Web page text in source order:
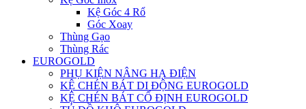
Kệ Góc 4 Rổ
Góc Xoay
Thùng Gạo
Thùng Rác
EUROGOLD
PHỤ KIỆN NÂNG HẠ ĐIỆN
KỆ CHÉN BÁT DI ĐỘNG EUROGOLD
KỆ CHÉN BÁT CỐ ĐỊNH EUROGOLD